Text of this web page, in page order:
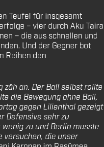
Teufel für insgesamt
– vier durch Aku Taira
– die aus schnellen und
Und der Gegner bot
Reihen den
an. Der Ball selbst rollte
die Bewegung ohne Ball,
gegen Lilienthal gezeigt
Defensive sehr zu
zu und Berlin musste
versuchen, die unser